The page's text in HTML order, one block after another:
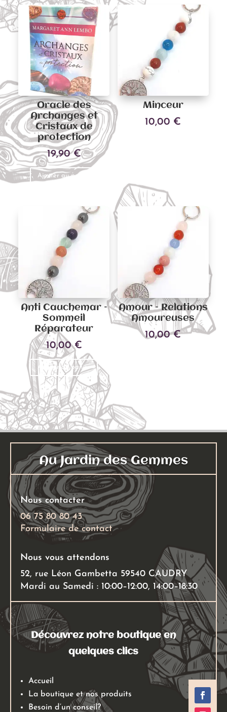
Oracle des
Archanges et
Cristaux de
protection
19,90€
Ajouter au panier
Minceur
10,00 €
Anti Cauchemar –
Sommeil
Réparateur
10,00€
Ajouter au panier
Amour – Relations
Amoureuses
10,00€
Au Jardin des Gemmes
Nous contacter
06 75 80 80 43
Formulaire de contact
Nous vous attendons
52, rue Léon Gambetta 59540 CAUDRY
Mardi au Samedi : 10:00–12:00, 14:00–18:30
Découvrez notre boutique en
quelques clics
Accueil
La boutique et nos produits
Besoin d’un conseil?